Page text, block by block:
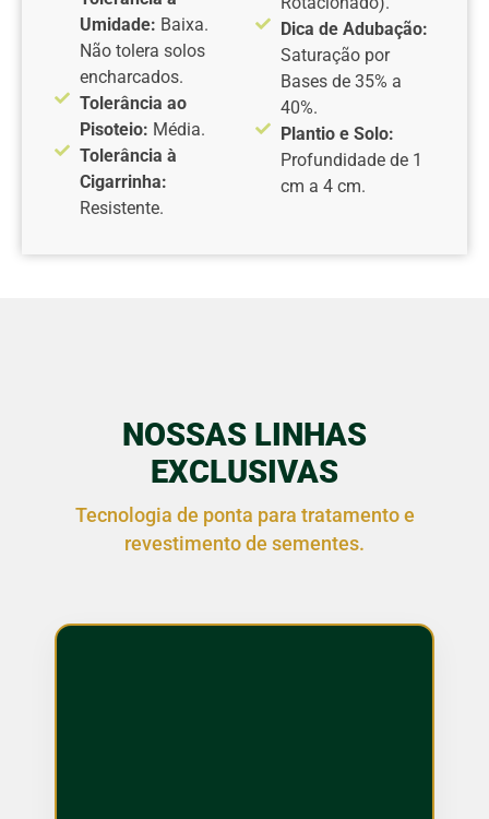
Umidade: Baixa.
Não tolera solos
encharcados.
Tolerância ao
Pisoteio: Média.
Tolerância à
Cigarrinha:
Resistente.
Dica de Adubação:
Saturação por
Bases de 35% a
40%.
Plantio e Solo:
Profundidade de 1
cm a 4 cm.
NOSSAS LINHAS
EXCLUSIVAS
Tecnologia de ponta para tratamento e
revestimento de sementes.